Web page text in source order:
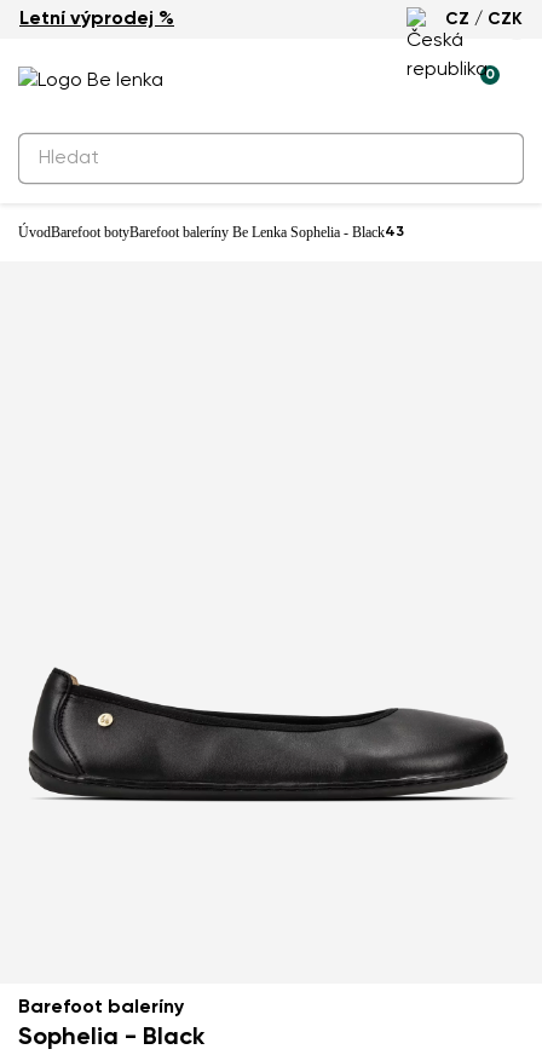
Letní výprodej % CZ / CZK
0
ÚvodBarefoot botyBarefoot baleríny Be Lenka Sophelia - Black43
-29%
Barefoot baleríny
Sophelia - Black
Barefoot baleríny Be Lenka Sophelia